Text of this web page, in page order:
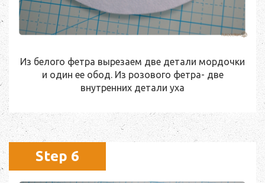
Из белого фетра вырезаем две детали мордочки
и один ее обод. Из розового фетра- две
внутренних детали уха
Step 6